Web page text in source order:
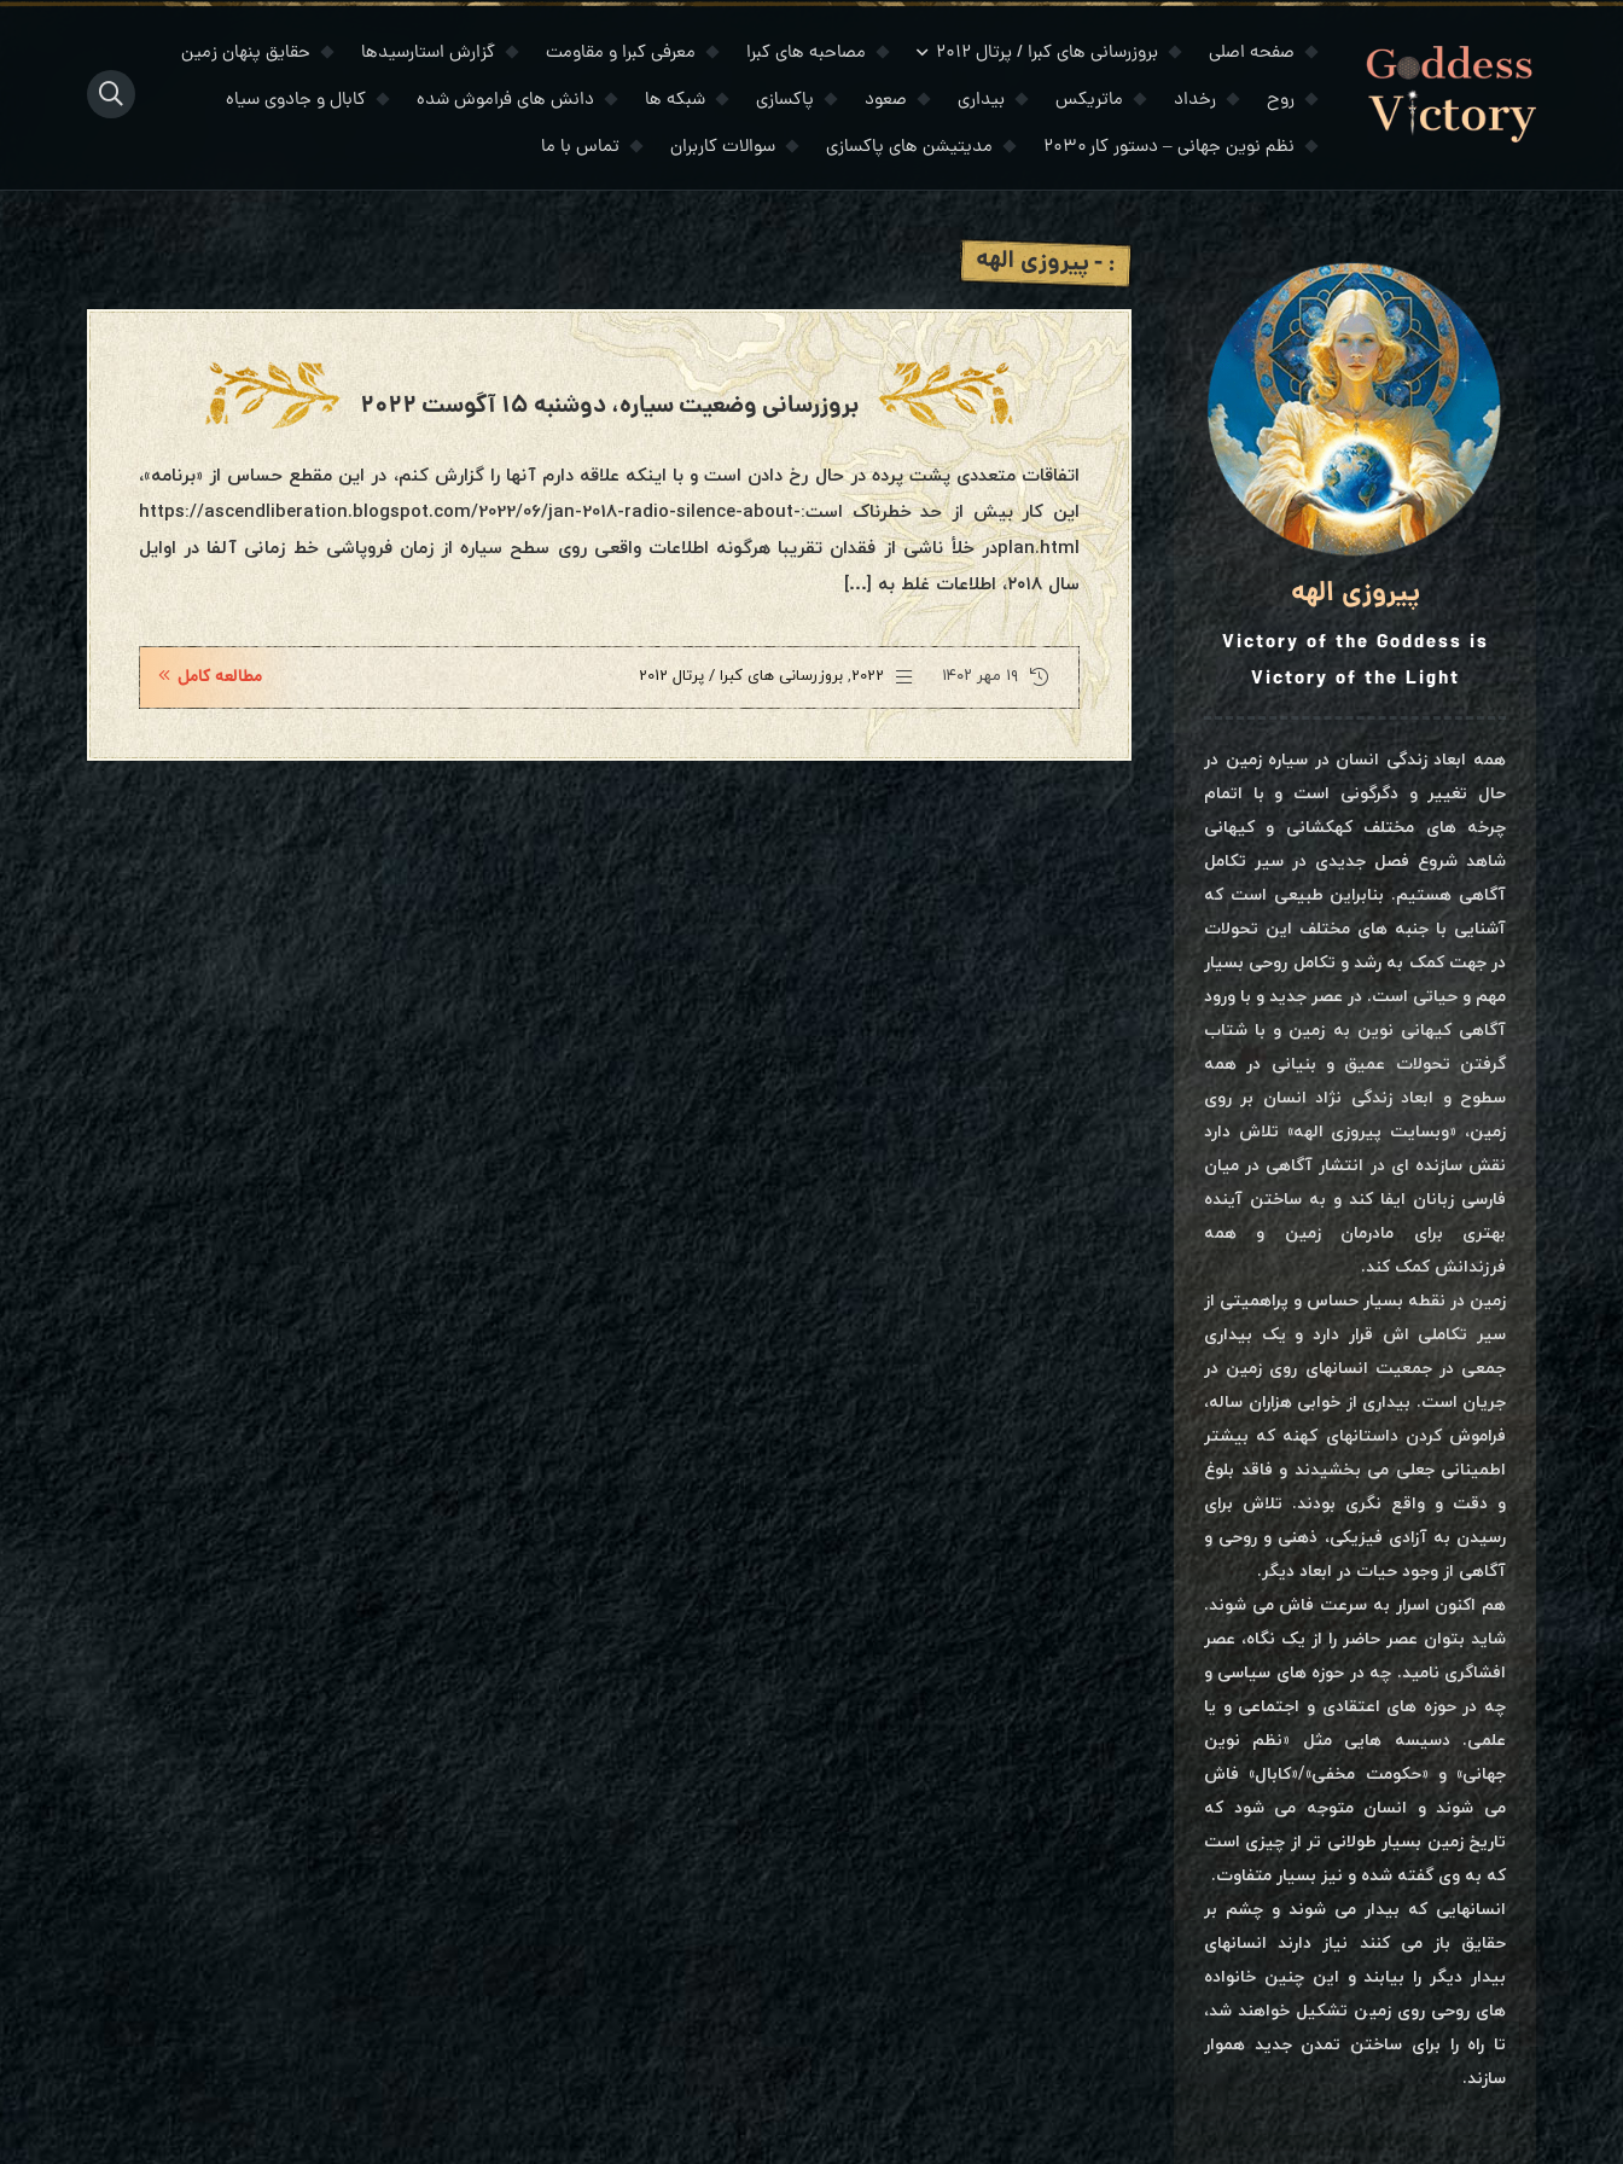
صفحه اصلی بروزرسانی های کبرا / پرتال ۲۰۱۲ مصاحبه های کبرا معرفی کبرا و مقاومت گزارش استارسیدها
حقایق پنهان زمین
روح
رخداد ماتریکس بیداری صعود پاکسازی شبکه ها دانش های فراموش شده
کابال و جادوی سیاه
نظم نوین جهانی – دستور کار ۲۰۳۰
مدیتیشن های پاکسازی سوالات کاربران تماس با ما
: - پیروزی الهه
بروزرسانی وضعیت سیاره، دوشنبه ۱۵ آگوست ۲۰۲۲
اتفاقات متعددی پشت پرده در حال رخ دادن است و با اینکه علاقه دارم آنها را گزارش کنم، در این مقطع حساس از «برنامه»،
این کار بیش از حد خطرناک است:https://ascendliberation.blogspot.com/2022/06/jan-2018-radio-silence-about-
plan.htmlدر خلأ ناشی از فقدان تقریبا هرگونه اطلاعات واقعی روی سطح سیاره از زمان فروپاشی خط زمانی آلفا در اوایل
سال ۲۰۱۸، اطلاعات غلط به […]
۱۹ مهر ۱۴۰۲ 2022
, بروزرسانی های کبرا / پرتال 2012 مطالعه کامل
پیروزی الهه
Victory of the Goddess is
Victory of the Light
همه ابعاد زندگی انسان در سیاره زمین در
حال تغییر و دگرگونی است و با اتمام
چرخه های مختلف کهکشانی و کیهانی
شاهد شروع فصل جدیدی در سیر تکامل
آگاهی هستیم. بنابراین طبیعی است که
آشنایی با جنبه های مختلف این تحولات
در جهت کمک به رشد و تکامل روحی بسیار
مهم و حیاتی است. در عصر جدید و با ورود
آگاهی کیهانی نوین به زمین و با شتاب
گرفتن تحولات عمیق و بنیانی در همه
سطوح و ابعاد زندگی نژاد انسان بر روی
زمین، «وبسایت پیروزی الهه» تلاش دارد
نقش سازنده ای در انتشار آگاهی در میان
فارسی زبانان ایفا کند و به ساختن آینده
بهتری برای مادرمان زمین و همه
فرزندانش کمک کند.
زمین در نقطه بسیار حساس و پراهمیتی از
سیر تکاملی اش قرار دارد و یک بیداری
جمعی در جمعیت انسانهای روی زمین در
جریان است. بیداری از خوابی هزاران ساله،
فراموش کردن داستانهای کهنه که بیشتر
اطمینانی جعلی می بخشیدند و فاقد بلوغ
و دقت و واقع نگری بودند. تلاش برای
رسیدن به آزادی فیزیکی، ذهنی و روحی و
آگاهی از وجود حیات در ابعاد دیگر.
هم اکنون اسرار به سرعت فاش می شوند.
شاید بتوان عصر حاضر را از یک نگاه، عصر
افشاگری نامید. چه در حوزه های سیاسی و
چه در حوزه های اعتقادی و اجتماعی و یا
علمی. دسیسه هایی مثل «نظم نوین
جهانی» و «حکومت مخفی»/«کابال» فاش
می شوند و انسان متوجه می شود که
تاریخ زمین بسیار طولانی تر از چیزی است
که به وی گفته شده و نیز بسیار متفاوت.
انسانهایی که بیدار می شوند و چشم بر
حقایق باز می کنند نیاز دارند انسانهای
بیدار دیگر را بیابند و این چنین خانواده
های روحی روی زمین تشکیل خواهند شد،
تا راه را برای ساختن تمدن جدید هموار
سازند.